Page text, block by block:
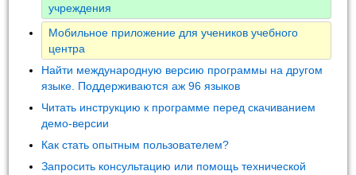
учреждения
Мобильное приложение для учеников учебного
центра
Найти международную версию программы на другом
языке. Поддерживаются аж 96 языков
Читать инструкцию к программе перед скачиванием
демо-версии
Как стать опытным пользователем?
Запросить консультацию или помощь технической